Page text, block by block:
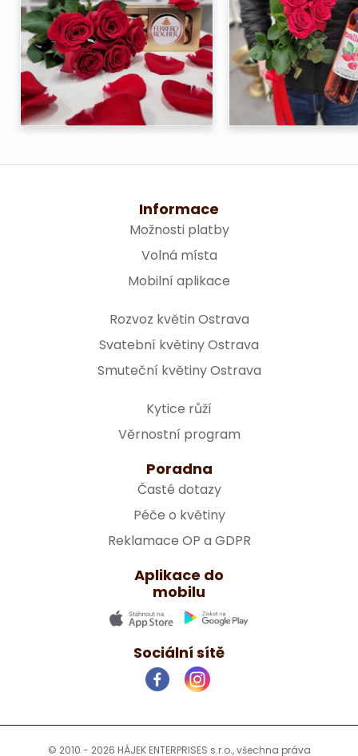
Informace
Možnosti platby
Volná místa
Mobilní aplikace
Rozvoz květin Ostrava
Svatební květiny Ostrava
Smuteční květiny Ostrava
Kytice růží
Věrnostní program
Poradna
Časté dotazy
Péče o květiny
Reklamace OP a GDPR
Aplikace do
mobilu
Sociální sítě
© 2010 - 2026 HÁJEK ENTERPRISES s.r.o., všechna práva